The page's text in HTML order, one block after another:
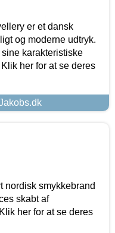
er et dansk
og moderne udtryk.
karakteristiske
her for at se deres
nordisk smykkebrand
skabt af
her for at se deres